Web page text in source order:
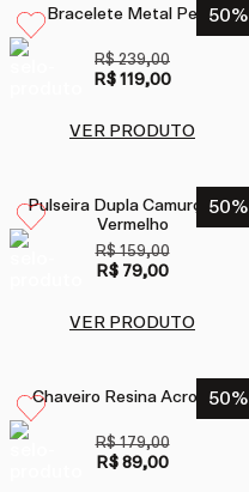
50%
Bracelete Metal Peixe
R$ 239,00
R$ 119,00
VER PRODUTO
50%
Pulseira Dupla Camurça Nó
Vermelho
R$ 159,00
R$ 79,00
VER PRODUTO
50%
Chaveiro Resina Acrobata
R$ 179,00
R$ 89,00